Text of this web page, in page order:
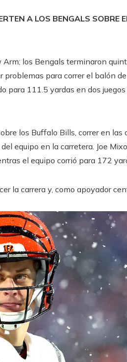
A LOS BENGALS SOBRE
los Bengals terminaron
problemas para correr el balón
para 111.5 yardas en dos
los Buffalo Bills, correr en las
equipo en la carretera. Joe
el equipo corrió para 172
la carrera y, como apoyador